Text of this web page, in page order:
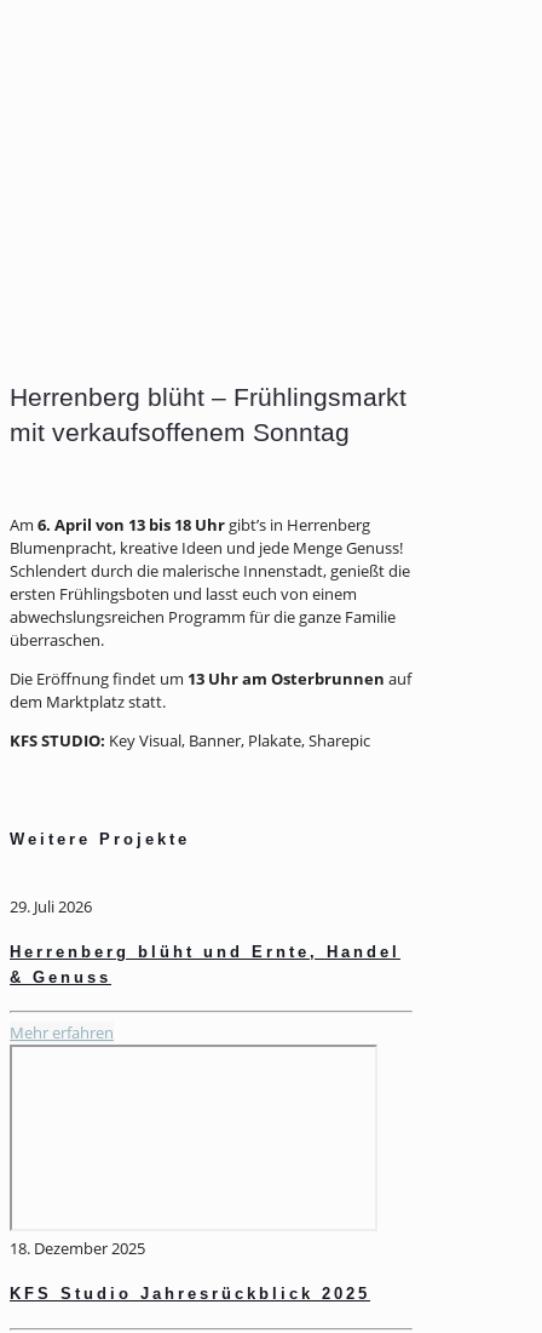
Herrenberg blüht – Frühlingsmarkt
mit verkaufsoffenem Sonntag
Am 6. April von 13 bis 18 Uhrgibt’s in Herrenberg
Blumenpracht, kreative Ideen und jede Menge Genuss!
Schlendert durch die malerische Innenstadt, genießt die
ersten Frühlingsboten und lasst euch von einem
abwechslungsreichen Programm für die ganze Familie
überraschen.
Die Eröffnung findet um 13 Uhr am Osterbrunnen auf
dem Marktplatz statt.
KFS STUDIO: Key Visual, Banner, Plakate, Sharepic
Weitere Projekte
29. Juli 2026
Herrenberg blüht und Ernte, Handel
& Genuss
Mehr erfahren
18. Dezember 2025
KFS Studio Jahresrückblick 2025